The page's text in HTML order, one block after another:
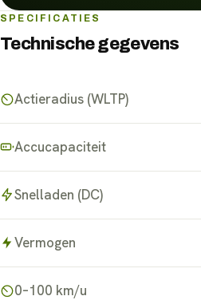
SPECIFICATIES
Technische gegevens
Actieradius (WLTP)
Accucapaciteit
Snelladen (DC)
Vermogen
0–100 km/u